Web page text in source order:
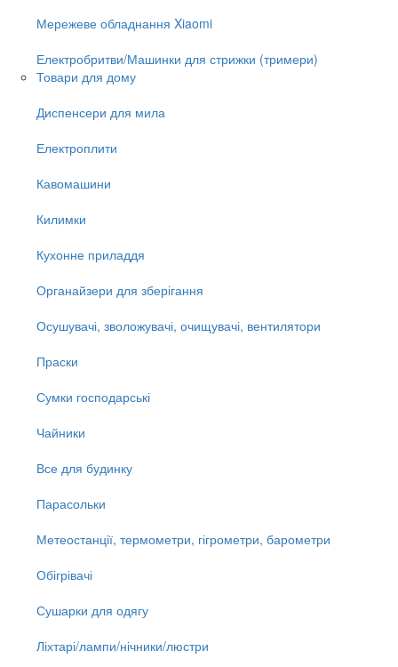
Мережеве обладнання Xiaomi
Електробритви/Машинки для стрижки (тримери)
Товари для дому
Диспенсери для мила
Електроплити
Кавомашини
Килимки
Кухонне приладдя
Органайзери для зберігання
Осушувачі, зволожувачі, очищувачі, вентилятори
Праски
Сумки господарські
Чайники
Все для будинку
Парасольки
Метеостанції, термометри, гігрометри, барометри
Обігрівачі
Сушарки для одягу
Ліхтарі/лампи/нічники/люстри